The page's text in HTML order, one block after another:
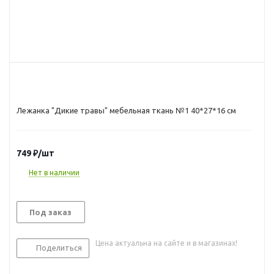
Лежанка "Дикие травы" мебельная ткань №1 40*27*16 см
749₽/шт
Нет в наличии
Под заказ
Поделиться
Цена актуальна на сайте и в магазинах!